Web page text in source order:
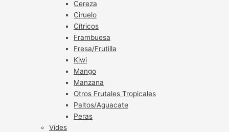
Cereza
Ciruelo
Cítricos
Frambuesa
Fresa/Frutilla
Kiwi
Mango
Manzana
Otros Frutales Tropicales
Paltos/Aguacate
Peras
Vides